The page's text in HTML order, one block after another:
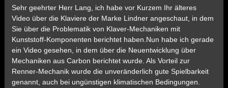
Sehr geehrter Herr Lang, ich habe vor Kurzem Ihr älteres
Video über die Klaviere der Marke Lindner angeschaut, in dem
Sie über die Problematik von Klaver-Mechaniken mit
Kunststoff-Komponenten berichtet haben.Nun habe ich gerade
ein Video gesehen, in dem über die Neuentwicklung über
Mechaniken aus Carbon berichtet wurde. Als Vorteil zur
Renner-Mechanik wurde die unveränderlich gute Spielbarkeit
genannt, auch bei ungünstigen klimatischen Bedingungen.